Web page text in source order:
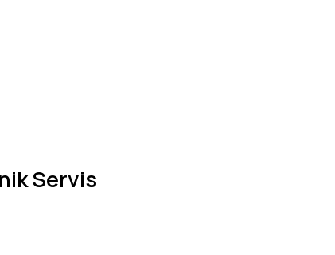
Servis